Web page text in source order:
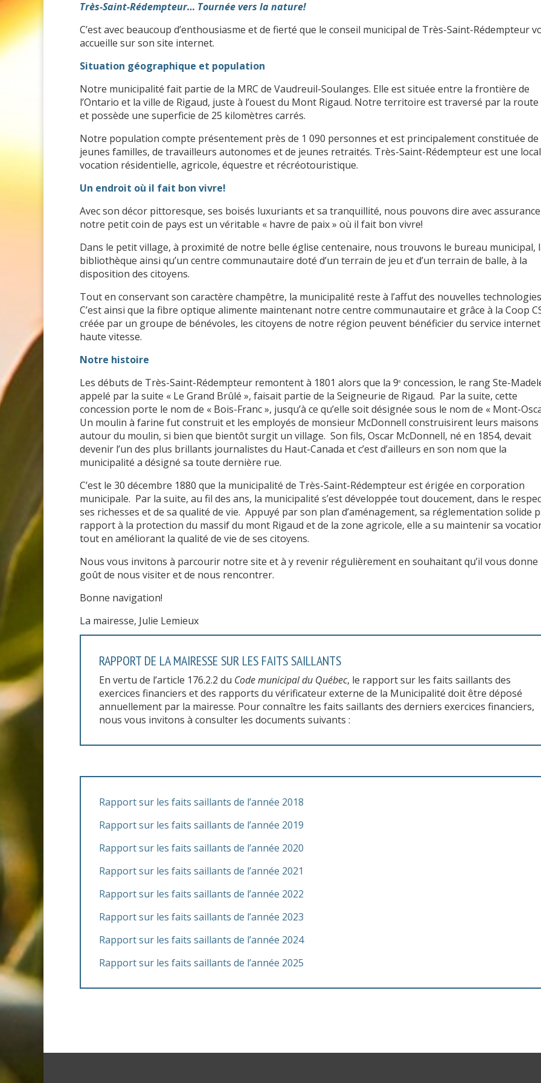
Très-Saint-Rédempteur… Tournée vers la nature!
C’est avec beaucoup d’enthousiasme et de fierté que le conseil municipal de Très-Saint-Rédempteur
accueille sur son site internet.
Situation géographique et population
Notre municipalité fait partie de la MRC de Vaudreuil-Soulanges. Elle est située entre la frontière de
l’Ontario et la ville de Rigaud, juste à l’ouest du Mont Rigaud. Notre territoire est traversé par la route
et possède une superficie de 25 kilomètres carrés.
Notre population compte présentement près de 1 090 personnes et est principalement constituée de
jeunes familles, de travailleurs autonomes et de jeunes retraités. Très-Saint-Rédempteur est une
vocation résidentielle, agricole, équestre et récréotouristique.
Un endroit où il fait bon vivre!
Avec son décor pittoresque, ses boisés luxuriants et sa tranquillité, nous pouvons dire avec
notre petit coin de pays est un véritable « havre de paix » où il fait bon vivre!
Dans le petit village, à proximité de notre belle église centenaire, nous trouvons le bureau municipal,
bibliothèque ainsi qu’un centre communautaire doté d’un terrain de jeu et d’un terrain de balle, à la
disposition des citoyens.
Tout en conservant son caractère champêtre, la municipalité reste à l’affut des nouvelles
C’est ainsi que la fibre optique alimente maintenant notre centre communautaire et grâce à la Coop
créée par un groupe de bénévoles, les citoyens de notre région peuvent bénéficier du service internet
haute vitesse.
Notre histoire
Les débuts de Très-Saint-Rédempteur remontent à 1801 alors que la 9e concession, le rang Ste-
appelé par la suite « Le Grand Brûlé », faisait partie de la Seigneurie de Rigaud. Par la suite, cette
concession porte le nom de « Bois-Franc », jusqu’à ce qu’elle soit désignée sous le nom de « Mont-
Un moulin à farine fut construit et les employés de monsieur McDonnell construisirent leurs maisons
autour du moulin, si bien que bientôt surgit un village. Son fils, Oscar McDonnell, né en 1854, devait
devenir l’un des plus brillants journalistes du Haut-Canada et c’est d’ailleurs en son nom que la
municipalité a désigné sa toute dernière rue.
C’est le 30 décembre 1880 que la municipalité de Très-Saint-Rédempteur est érigée en corporation
municipale. Par la suite, au fil des ans, la municipalité s’est développée tout doucement, dans le
ses richesses et de sa qualité de vie. Appuyé par son plan d’aménagement, sa réglementation solide
rapport à la protection du massif du mont Rigaud et de la zone agricole, elle a su maintenir sa
tout en améliorant la qualité de vie de ses citoyens.
Nous vous invitons à parcourir notre site et à y revenir régulièrement en souhaitant qu’il vous donne
goût de nous visiter et de nous rencontrer.
Bonne navigation!
La mairesse, Julie Lemieux
RAPPORT DE LA MAIRESSE SUR LES FAITS SAILLANTS
En vertu de l’article 176.2.2 du Code municipal du Québec, le rapport sur les faits saillants des
exercices financiers et des rapports du vérificateur externe de la Municipalité doit être déposé
annuellement par la mairesse. Pour connaître les faits saillants des derniers exercices financiers,
nous vous invitons à consulter les documents suivants :
Rapport sur les faits saillants de l’année 2018
Rapport sur les faits saillants de l’année 2019
Rapport sur les faits saillants de l’année 2020
Rapport sur les faits saillants de l’année 2021
Rapport sur les faits saillants de l’année 2022
Rapport sur les faits saillants de l’année 2023
Rapport sur les faits saillants de l’année 2024
Rapport sur les faits saillants de l’année 2025